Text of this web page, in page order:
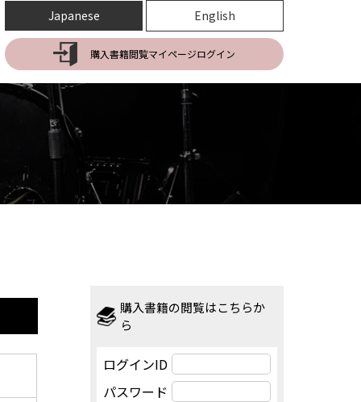
Japanese English
購入書籍閲覧マイページログイン
購入書籍の閲覧はこちらか
ら
ログインID
パスワード